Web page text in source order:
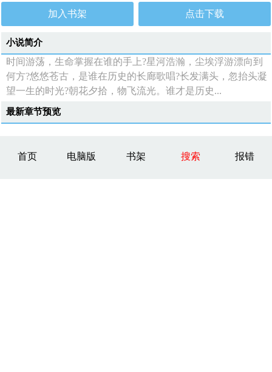
加入书架 点击下载
小说简介
时间游荡，生命掌握在谁的手上?星河浩瀚，尘埃浮游漂向到
何方?悠悠苍古，是谁在历史的长廊歌唱?长发满头，忽抬头凝
望一生的时光?朝花夕拾，物飞流光。谁才是历史...
最新章节预览
首页 电脑版 书架 搜索 报错